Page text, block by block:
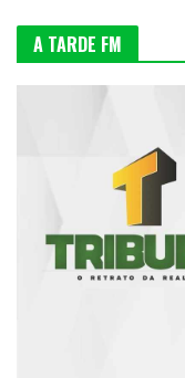
A TARDE FM